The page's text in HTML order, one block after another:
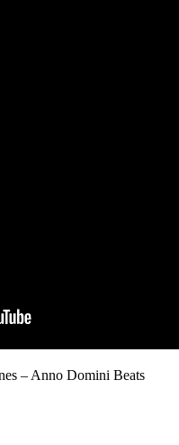
– Anno Domini Beats